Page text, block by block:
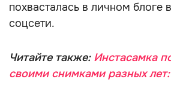
похвасталась в личном блоге
соцсети.
Читайте также: Инстасамка
своими снимками разных